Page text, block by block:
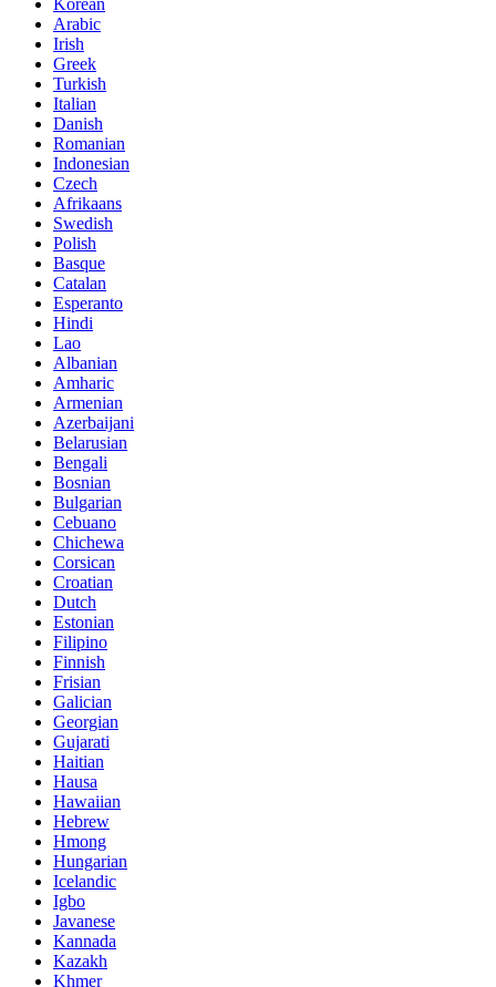
Korean
Arabic
Irish
Greek
Turkish
Italian
Danish
Romanian
Indonesian
Czech
Afrikaans
Swedish
Polish
Basque
Catalan
Esperanto
Hindi
Lao
Albanian
Amharic
Armenian
Azerbaijani
Belarusian
Bengali
Bosnian
Bulgarian
Cebuano
Chichewa
Corsican
Croatian
Dutch
Estonian
Filipino
Finnish
Frisian
Galician
Georgian
Gujarati
Haitian
Hausa
Hawaiian
Hebrew
Hmong
Hungarian
Icelandic
Igbo
Javanese
Kannada
Kazakh
Khmer